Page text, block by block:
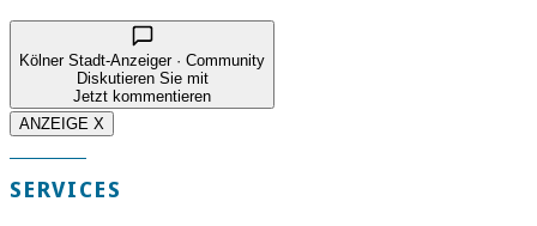
Kölner Stadt-Anzeiger · Community
Diskutieren Sie mit
Jetzt kommentieren
ANZEIGE X
SERVICES